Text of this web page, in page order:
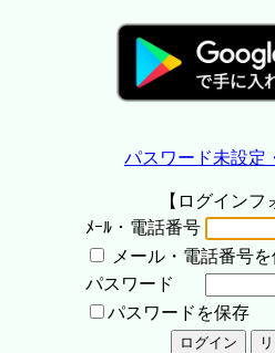
パスワード未設定
【ログインフ
ﾒｰﾙ・電話番号
メール・電話番号
パスワード
パスワードを保存